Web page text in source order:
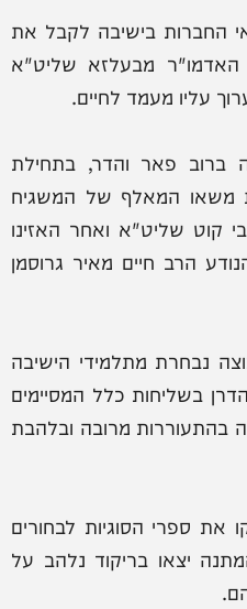
החברות בישיבה לקבל את
מבעלזא שליט"א
עליו מעמד לחיים.
ברוב פאר והדר, בתחילת
המאלף של המשגיח
קוט שליט"א ואחר האזינו
הרב חיים מאיר גרוסמן
נבחרת מתלמידי הישיבה
בשליחות כלל המסיימים
בהתעוררות מרובה ובלהבת
ספרי הסוגיות לבחורים
ממקבלי המתנה יצאו בריקוד נלהב על